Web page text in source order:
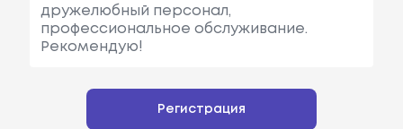
дружелюбный персонал,
профессиональное обслуживание.
Рекомендую!
Регистрация